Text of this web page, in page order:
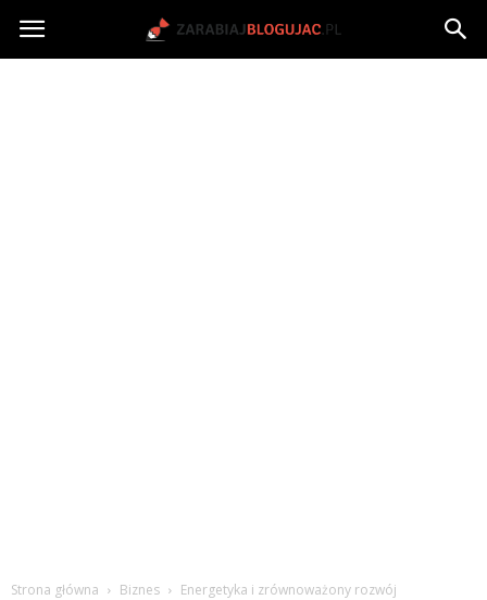
Jak
Strona główna Biznes Energetyka i zrównoważony rozwój